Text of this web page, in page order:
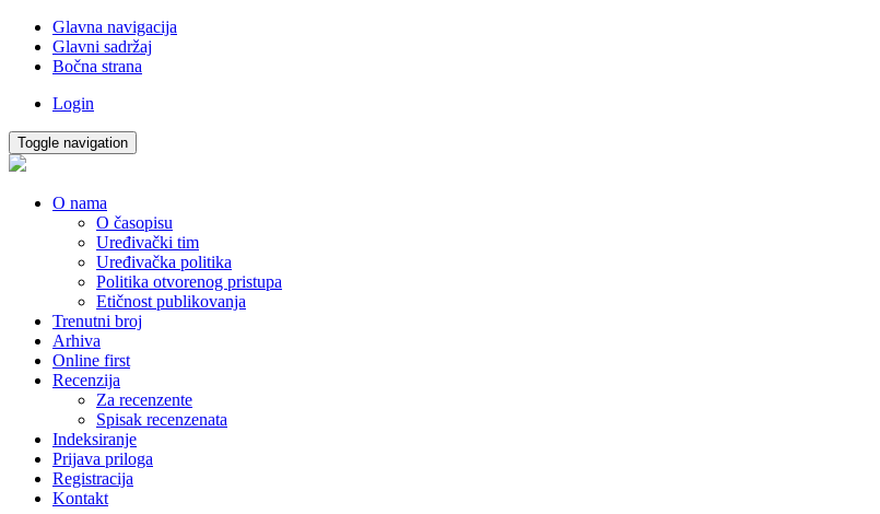
Glavna navigacija
Glavni sadržaj
Bočna strana
Login
Toggle navigation
O nama
O časopisu
Uređivački tim
Uređivačka politika
Politika otvorenog pristupa
Etičnost publikovanja
Trenutni broj
Arhiva
Online first
Recenzija
Za recenzente
Spisak recenzenata
Indeksiranje
Prijava priloga
Registracija
Kontakt